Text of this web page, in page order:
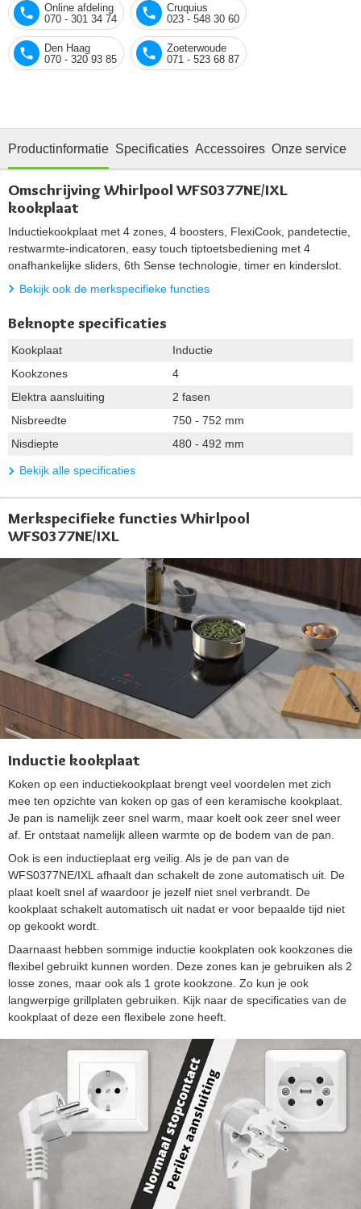
Online afdeling
070 - 301 34 74
Cruquius
023 - 548 30 60
Den Haag
070 - 320 93 85
Zoeterwoude
071 - 523 68 87
Productinformatie Specificaties Accessoires Onze service
Omschrijving Whirlpool WFS0377NE/IXL
kookplaat
Inductiekookplaat met 4 zones, 4 boosters, FlexiCook, pandetectie,
restwarmte-indicatoren, easy touch tiptoetsbediening met 4
onafhankelijke sliders, 6th Sense technologie, timer en kinderslot.
Bekijk ook de merkspecifieke functies
Beknopte specificaties
Kookplaat
Inductie
Kookzones
4
Elektra aansluiting
2 fasen
Nisbreedte
750 - 752 mm
Nisdiepte
480 - 492 mm
Bekijk alle specificaties
Merkspecifieke functies Whirlpool
WFS0377NE/IXL
Inductie kookplaat
Koken op een inductiekookplaat brengt veel voordelen met zich
mee ten opzichte van koken op gas of een keramische kookplaat.
Je pan is namelijk zeer snel warm, maar koelt ook zeer snel weer
af. Er ontstaat namelijk alleen warmte op de bodem van de pan.
Ook is een inductieplaat erg veilig. Als je de pan van de
WFS0377NE/IXL afhaalt dan schakelt de zone automatisch uit. De
plaat koelt snel af waardoor je jezelf niet snel verbrandt. De
kookplaat schakelt automatisch uit nadat er voor bepaalde tijd niet
op gekookt wordt.
Daarnaast hebben sommige inductie kookplaten ook kookzones die
flexibel gebruikt kunnen worden. Deze zones kan je gebruiken als 2
losse zones, maar ook als 1 grote kookzone. Zo kun je ook
langwerpige grillplaten gebruiken. Kijk naar de specificaties van de
kookplaat of deze een flexibele zone heeft.